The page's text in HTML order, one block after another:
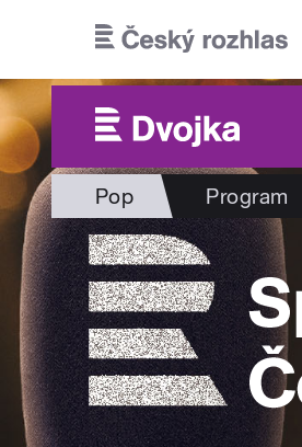
Pop Program